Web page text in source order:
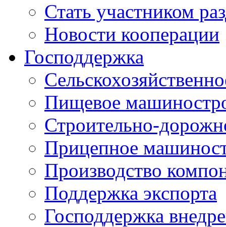
Стать участником
Новости кооперации
Господдержка
Пищевое
Строительно-
Прицепное
Производство
Поддержка экспорта
Господдержка